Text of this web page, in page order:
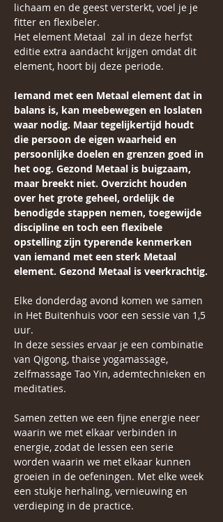
lichaam en de geest versterkt, voel je je
fitter en flexibeler.
Het element Metaal  zal in deze herfst
editie extra aandacht krijgen omdat dit
element, hoort bij deze periode.
Iemand met een Metaal element dat in
balans is, kan meebewegen en loslaten
waar nodig. Maar tegelijkertijd houdt
die persoon de eigen waarheid en
persoonlijke doelen en grenzen goed in
het oog. Gezond Metaal is buigzaam,
maar breekt niet. Overzicht houden
over het grote geheel, ordelijk de
benodigde stappen nemen, toegewijde
discipline en toch een flexibele
opstelling zijn typerende kenmerken
van iemand met een sterk Metaal
element. Gezond Metaal is veerkrachtig.
Elke donderdag avond komen we samen
in Het Buitenhuis voor een sessie van 1,5
uur.
In deze sessies ervaar je een combinatie
van Qigong, thaise yogamassage,
zelfmassage Tao Yin, ademtechnieken en
meditaties.
Samen zetten we een fijne energie neer
waarin we met elkaar verbinden in
energie, zodat de lessen een serie
worden waarin we met elkaar kunnen
groeien in de oefeningen. Met elke week
een stukje herhaling, vernieuwing en
verdieping in de practice.